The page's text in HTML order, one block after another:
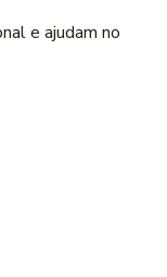
e ajudam no